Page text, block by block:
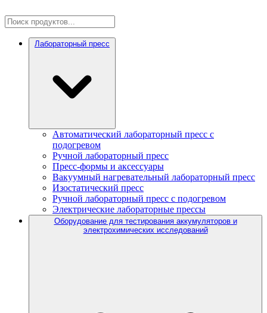
Лабораторный пресс
Автоматический лабораторный пресс с
подогревом
Ручной лабораторный пресс
Пресс-формы и аксессуары
Вакуумный нагревательный лабораторный пресс
Изостатический пресс
Ручной лабораторный пресс с подогревом
Электрические лабораторные прессы
Оборудование для тестирования аккумуляторов и
электрохимических исследований